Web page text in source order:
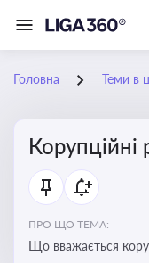
Головна Теми в
Корупційні
ПРО ЩО ТЕМА:
Що вважається